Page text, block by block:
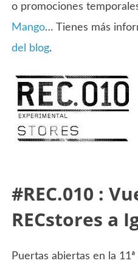
o promociones
Mango… Tienes más
del blog.
#REC.010 :
RECstores a
Puertas abiertas en la